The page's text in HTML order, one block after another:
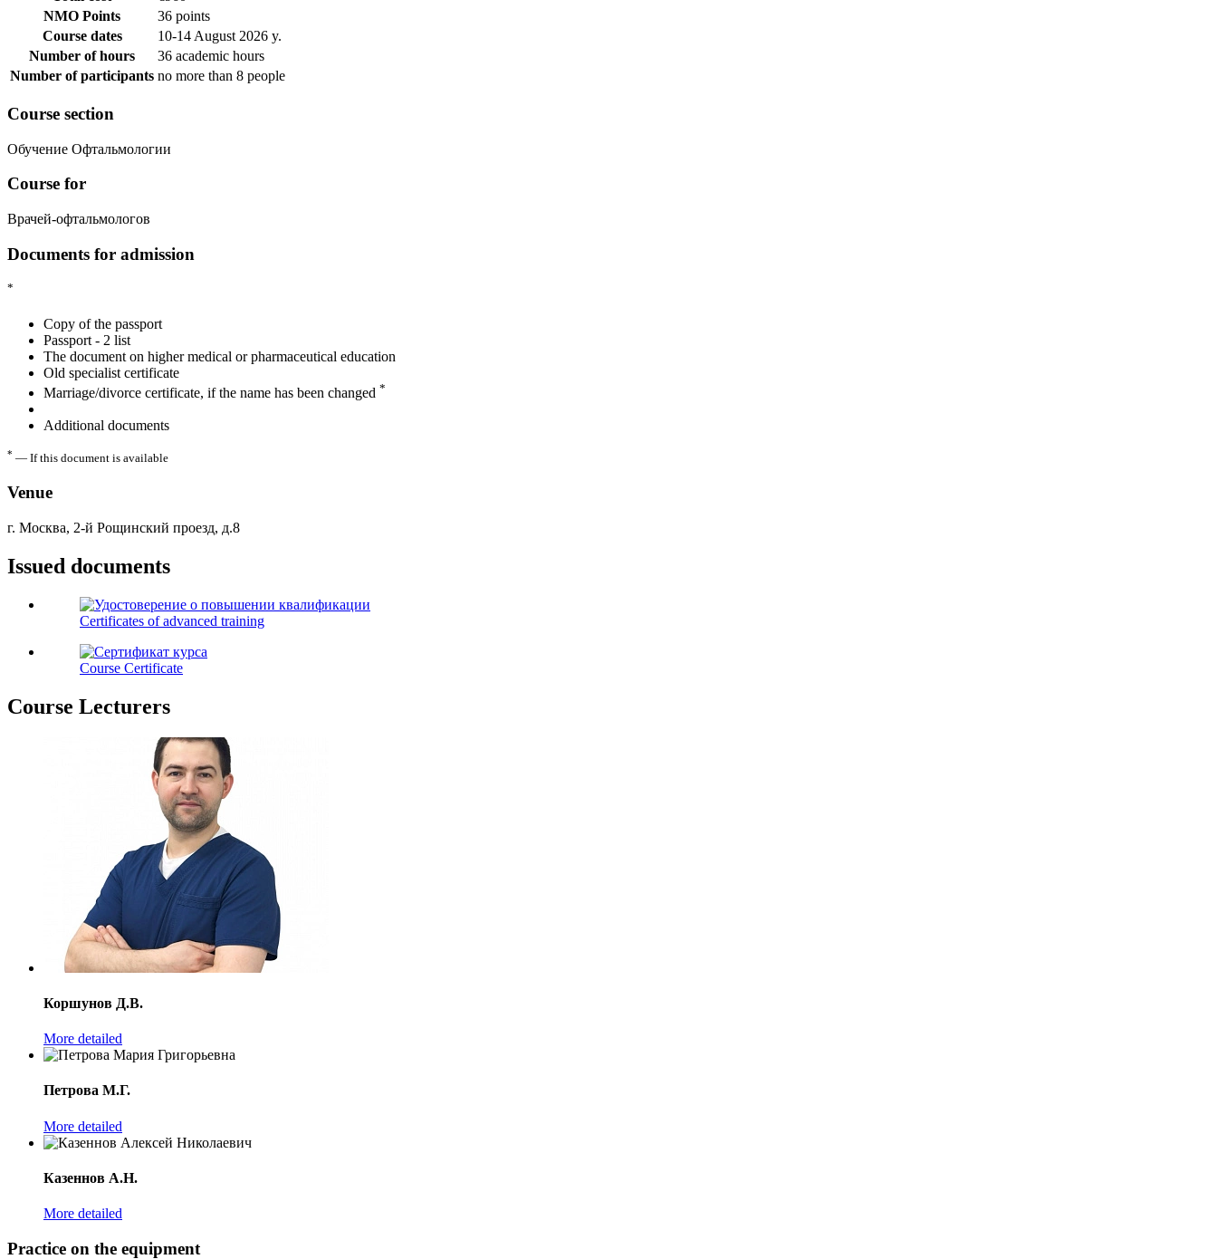
NMO Points
36 points
Course dates
10-14 August 2026 y.
Number of hours
36 academic hours
Number of participants no more than 8 people
Course section
Обучение Офтальмологии
Course for
Врачей-офтальмологов
Documents for admission
*
Copy of the passport
Passport - 2 list
The document on higher medical or pharmaceutical education
Old specialist certificate
Marriage/divorce certificate, if the name has been changed *
Additional documents
* — If this document is available
Venue
г. Москва, 2-й Рощинский проезд, д.8
Issued documents
Certificates of advanced training
Course Certificate
Course Lecturers
Коршунов Д.В.
More detailed
Петрова М.Г.
More detailed
Казеннов А.Н.
More detailed
Practice on the equipment